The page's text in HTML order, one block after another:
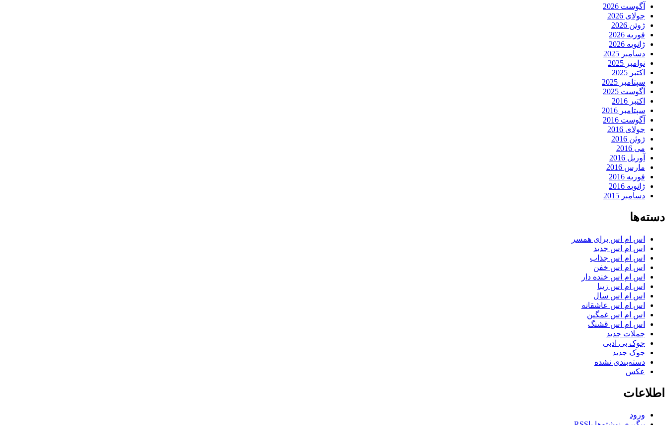
آگوست 2026
جولای 2026
ژوئن 2026
فوریه 2026
ژانویه 2026
دسامبر 2025
نوامبر 2025
اکتبر 2025
سپتامبر 2025
آگوست 2025
اکتبر 2016
سپتامبر 2016
آگوست 2016
جولای 2016
ژوئن 2016
می 2016
آوریل 2016
مارس 2016
فوریه 2016
ژانویه 2016
دسامبر 2015
دسته‌ها
اس ام اس برای همسر
اس ام اس جدید
اس ام اس جذاب
اس ام اس خفن
اس ام اس خنده دار
اس ام اس زیبا
اس ام اس سال
اس ام اس عاشقانه
اس ام اس غمگین
اس ام اس قشنگ
جملات جدید
جوک بی ادبی
جوک جدید
دسته‌بندی نشده
عکس
اطلاعات
ورود